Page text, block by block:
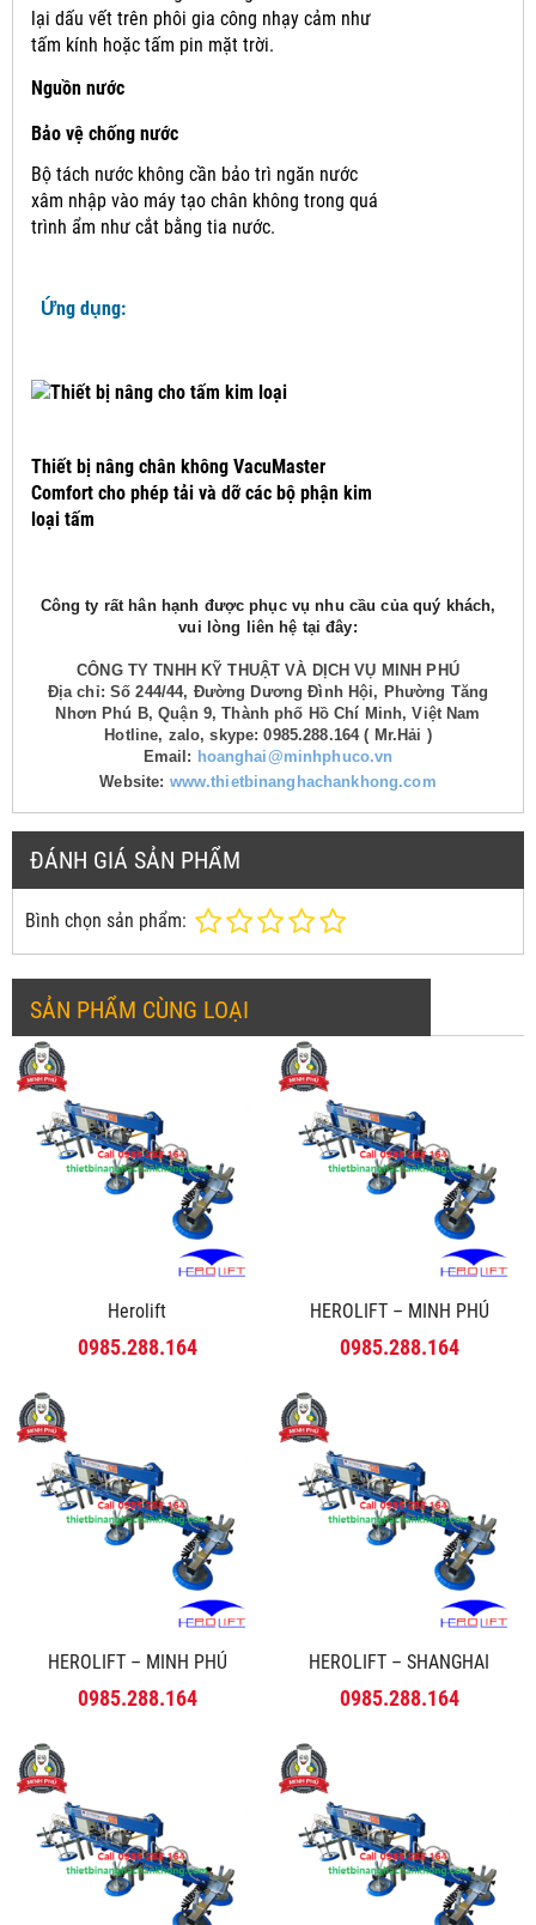
lại dấu vết trên phôi gia công nhạy cảm như
tấm kính hoặc tấm pin mặt trời.
Nguồn nước
Bảo vệ chống nước
Bộ tách nước không cần bảo trì ngăn nước
xâm nhập vào máy tạo chân không trong quá
trình ẩm như cắt bằng tia nước.
Ứng dụng:
Thiết bị nâng chân không VacuMaster
Comfort cho phép tải và dỡ các bộ phận kim
loại tấm
Công ty rất hân hạnh được phục vụ nhu cầu của quý khách,
vui lòng liên hệ tại đây:
CÔNG TY TNHH KỸ THUẬT VÀ DỊCH VỤ MINH PHÚ
Địa chỉ: Số 244/44, Đường Dương Đình Hội, Phường Tăng
Nhơn Phú B, Quận 9, Thành phố Hồ Chí Minh, Việt Nam
Hotline, zalo, skype: 0985.288.164 ( Mr.Hải )
Email: hoanghai@minhphuco.vn
Website: www.thietbinanghachankhong.com
ĐÁNH GIÁ SẢN PHẨM
Bình chọn sản phẩm:
SẢN PHẨM CÙNG LOẠI
Herolift
0985.288.164
HEROLIFT – MINH PHÚ
0985.288.164
HEROLIFT – MINH PHÚ
0985.288.164
HEROLIFT – SHANGHAI
0985.288.164